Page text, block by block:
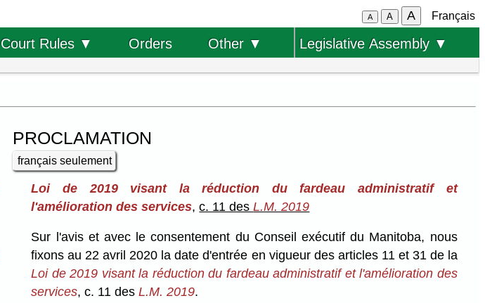
A A A Français
Court Rules ▼ Orders Other ▼ Legislative Assembly ▼
PROCLAMATION
français seulement
Loi de 2019 visant la réduction du fardeau administratif et
l'amélioration des services,c. 11 desL.M. 2019
Sur l'avis et avec le consentement du Conseil exécutif du Manitoba, nous
fixons au 22 avril 2020 la date d'entrée en vigueur des articles 11 et 31 de la
Loi de 2019 visant la réduction du fardeau administratif et l'amélioration des
services, c. 11 desL.M. 2019.